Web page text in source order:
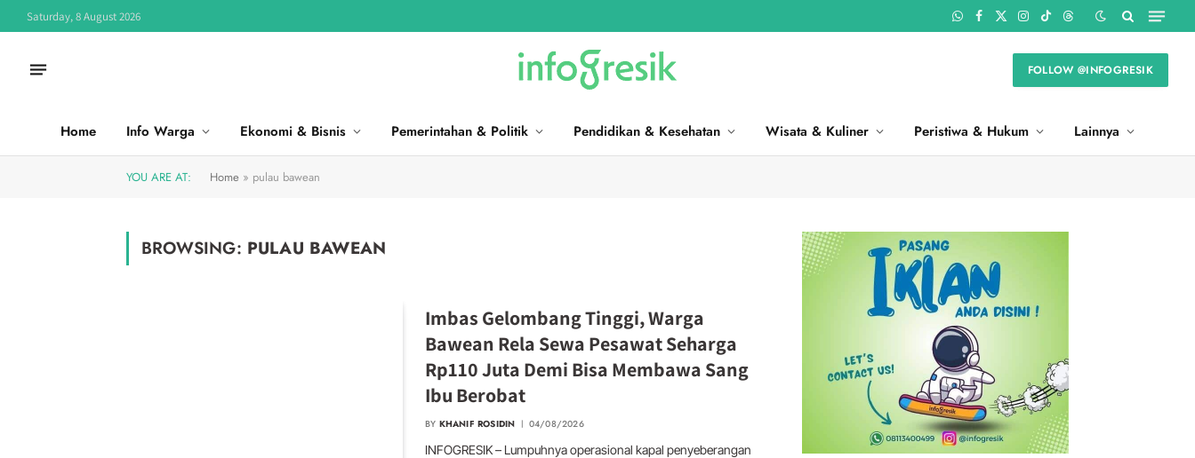
Saturday, 8 August 2026 WhatsApp
Facebook
X
Instagram
TikTokThreads
FOLLOW @INFOGRESIK
Home Info Warga Ekonomi & Bisnis Pemerintahan & Politik Pendidikan & Kesehatan Wisata & Kuliner Peristiwa & Hukum Lainnya
YOU ARE AT: Home » pulau bawean
BROWSING: PULAU BAWEAN
Imbas Gelombang Tinggi, Warga
Bawean Rela Sewa Pesawat Seharga
Rp110 Juta Demi Bisa Membawa Sang
Ibu Berobat
BY KHANIF ROSIDIN 04/08/2026
INFOGRESIK – Lumpuhnya operasional kapal penyeberangan